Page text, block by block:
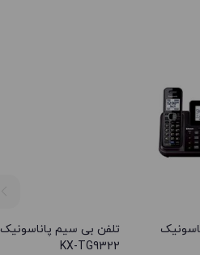
تلفن بی سیم پاناسونیک
KX-TG9322